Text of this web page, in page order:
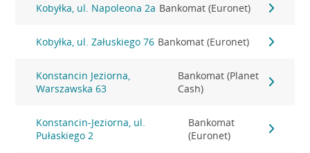
Kobyłka, ul. Napoleona 2a Bankomat (Euronet)
Kobyłka, ul. Załuskiego 76 Bankomat (Euronet)
Konstancin Jeziorna,
Warszawska 63
Bankomat (Planet
Cash)
Konstancin-Jeziorna, ul.
Pułaskiego 2
Bankomat
(Euronet)